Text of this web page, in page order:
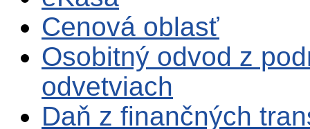
Cenová oblasť
Osobitný odvod z
odvetviach
Daň z finančných